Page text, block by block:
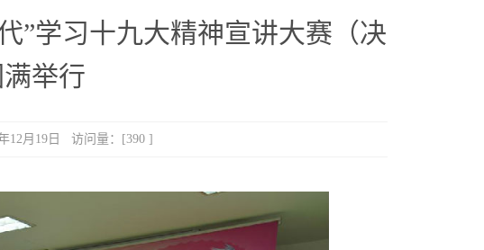
”学习十九大精神宣讲大赛（决
举行
12月19日 访问量：[390 ]